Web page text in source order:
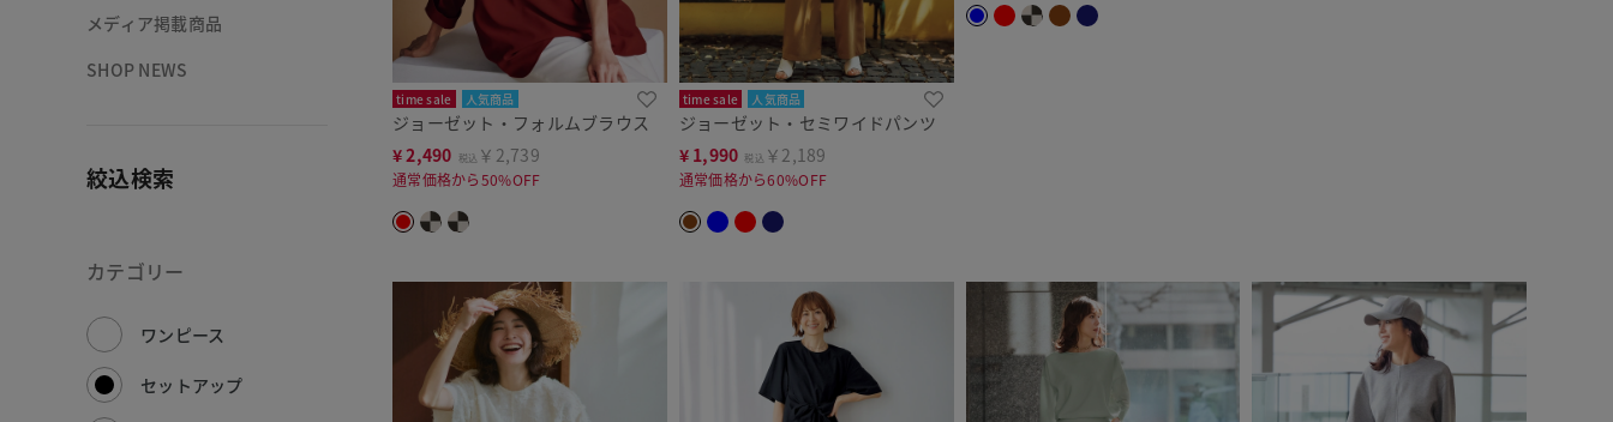
メディア掲載商品
SHOP NEWS
絞込検索
カテゴリー
ワンピース
セットアップ
time sale 人気商品
ジョーゼット・フォルムブラウス
¥2,490 税込 ￥2,739
通常価格から50%OFF
time sale 人気商品
ジョーゼット・セミワイドパンツ
¥ 1,990 税込 ￥2,189
通常価格から60%OFF